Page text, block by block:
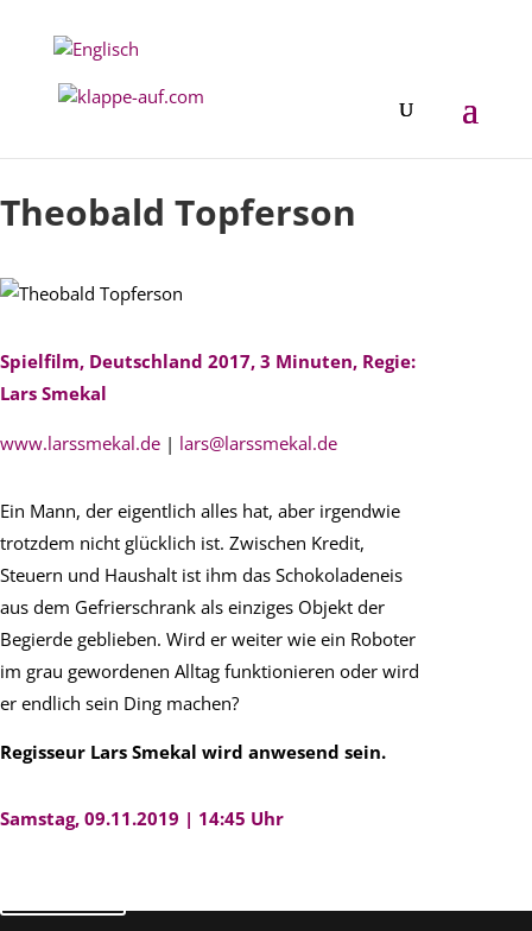
Theobald Topferson
Spielfilm, Deutschland 2017, 3 Minuten, Regie:
Lars Smekal
www.larssmekal.de | lars@larssmekal.de
Ein Mann, der eigentlich alles hat, aber irgendwie
trotzdem nicht glücklich ist. Zwischen Kredit,
Steuern und Haushalt ist ihm das Schokoladeneis
aus dem Gefrierschrank als einziges Objekt der
Begierde geblieben. Wird er weiter wie ein Roboter
im grau gewordenen Alltag funktionieren oder wird
er endlich sein Ding machen?
Regisseur Lars Smekal wird anwesend sein.
Samstag, 09.11.2019 | 14:45 Uhr